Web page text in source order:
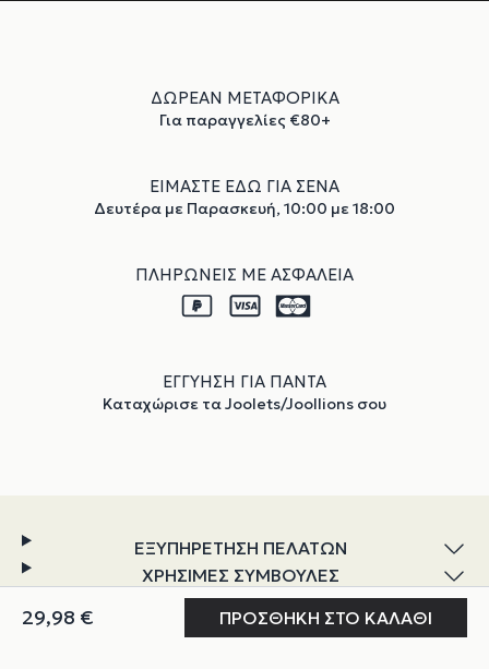
ΔΩΡΕΑΝ ΜΕΤΑΦΟΡΙΚΑ
Για παραγγελίες €80+
ΕΙΜΑΣΤΕ ΕΔΩ ΓΙΑ ΣΕΝΑ
Δευτέρα με Παρασκευή, 10:00 με 18:00
ΠΛΗΡΩΝΕΙΣ ΜΕ ΑΣΦΑΛΕΙΑ
ΕΓΓΥΗΣΗ ΓΙΑ ΠΑΝΤΑ
Καταχώρισε τα Joolets/Joollions σου
ΕΞΥΠΗΡΕΤΗΣΗ ΠΕΛΑΤΩΝ
ΧΡΗΣΙΜΕΣ ΣΥΜΒΟΥΛΕΣ
ΕΞΕΡΕΥΝΗΣΗ
Ο ΛΟΓΑΡΙΑΣΜΟΣ ΜΟΥ